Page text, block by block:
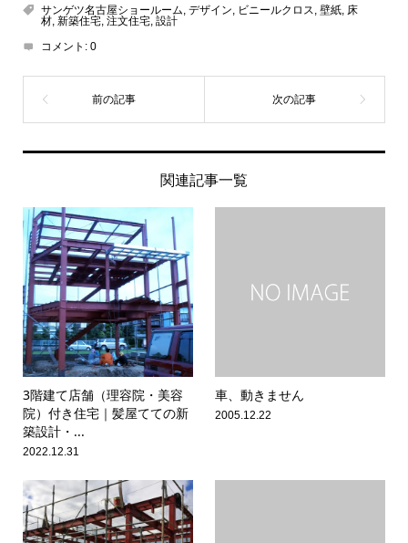
サンゲツ名古屋ショールーム デザイン ビニールクロス 壁紙, 床
材, 新築住宅, 注文住宅, 設計
コメント: 0
関連記事一覧
3階建て店舗（理容院・美容
院）付き住宅｜髪屋てての新
築設計・...
2022.12.31
車、動きません
2005.12.22